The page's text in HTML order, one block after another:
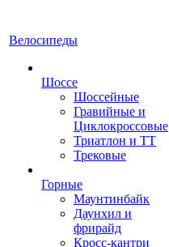
Велосипеды
Шоссе
Шоссейные
Гравийные и
Циклокроссовые
Триатлон и ТТ
Трековые
Горные
Маунтинбайк
Даунхил и
фрирайд
Кросс-кантри